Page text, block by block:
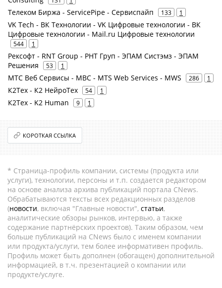
Телеком Биржа - ServicePipe - Сервиспайп 133 1
VK Tech - ВК Технологии - VK Цифровые технологии - ВК
Цифровые технологии - Mail.ru Цифровые технологии
544 1
Рексофт - RNT Group - РНТ Груп - ЭПАМ Систэмз - ЭПАМ
Решения
53 1
МТС Веб Сервисы - МВС - MTS Web Services - MWS 286 1
К2Тех - К2 НейроТех 54 1
К2Тех - K2 Human 9 1
КОРОТКАЯ ССЫЛКА
* Страница-профиль компании, системы (продукта или
услуги), технологии, персоны и т.п. создается редактором
на основе анализа архива публикаций портала CNews.
Обрабатываются тексты всех редакционных разделов
(новости, включая "Главные новости", статьи,
аналитические обзоры рынков, интервью, а также
содержание партнёрских проектов). Таким образом, чем
больше публикаций на CNews было с именем компании
или продукта/услуги, тем более информативен профиль.
Профиль может быть дополнен (обогащен) дополнительной
информацией, в т.ч. презентацией о компании или
продукте/услуге.